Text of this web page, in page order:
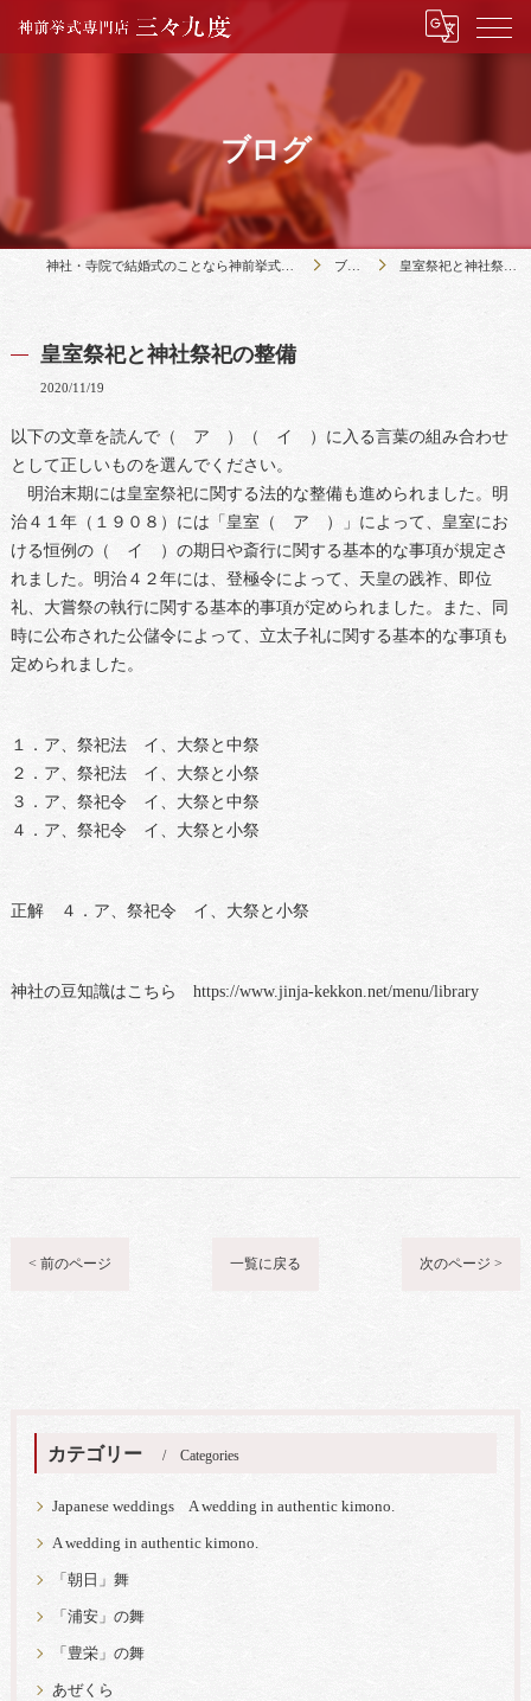
ブログ
神社・寺院で結婚式のことなら神前挙式専門店三々九度 ブログ 皇室祭祀と神社祭祀の整備
皇室祭祀と神社祭祀の整備
2020/11/19
以下の文章を読んで（ ア ）（ イ ）に入る言葉の組み合わせ
として正しいものを選んでください。
明治末期には皇室祭祀に関する法的な整備も進められました。明
治４１年（１９０８）には「皇室（ ア ）」によって、皇室にお
ける恒例の（ イ ）の期日や斎行に関する基本的な事項が規定さ
れました。明治４２年には、登極令によって、天皇の践祚、即位
礼、大嘗祭の執行に関する基本的事項が定められました。また、同
時に公布された公儲令によって、立太子礼に関する基本的な事項も
定められました。
１．ア、祭祀法 イ、大祭と中祭
２．ア、祭祀法 イ、大祭と小祭
３．ア、祭祀令 イ、大祭と中祭
４．ア、祭祀令 イ、大祭と小祭
正解 ４．ア、祭祀令 イ、大祭と小祭
神社の豆知識はこちら https://www.jinja-kekkon.net/menu/library
< 前のページ 一覧に戻る 次のページ >
カテゴリー Categories
Japanese weddings A wedding in authentic kimono.
A wedding in authentic kimono.
「朝日」舞
「浦安」の舞
「豊栄」の舞
あぜくら